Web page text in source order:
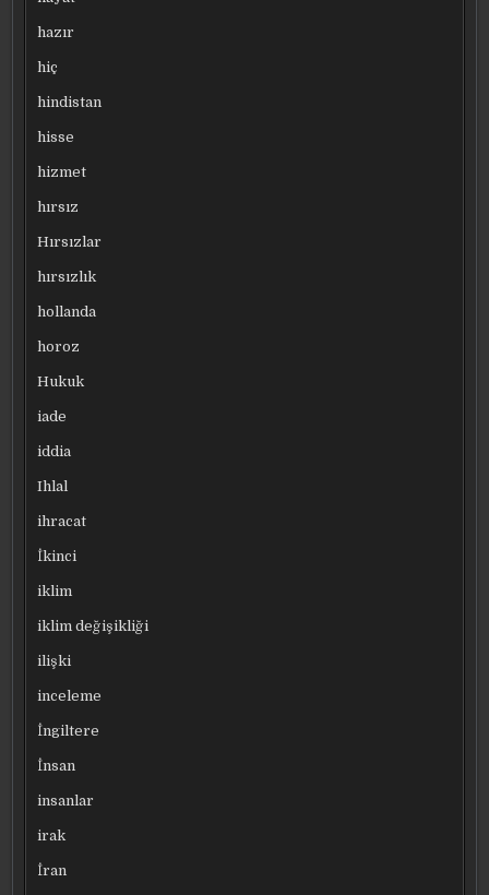
hazır
hiç
hindistan
hisse
hizmet
hırsız
Hırsızlar
hırsızlık
hollanda
horoz
Hukuk
iade
iddia
Ihlal
ihracat
İkinci
iklim
iklim değişikliği
ilişki
inceleme
İngiltere
İnsan
insanlar
irak
İran